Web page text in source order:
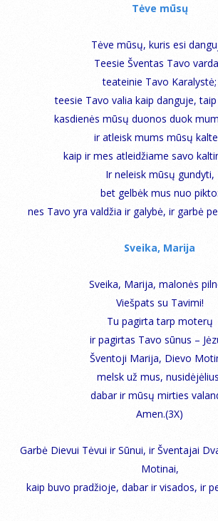
Tėve mūsų
Tėve mūsų, kuris esi
Teesie Šventas Tavo
teateinie Tavo Karalystė;
teesie Tavo valia kaip danguje,
kasdienės mūsų duonos duok
ir atleisk mums mūsų
kaip ir mes atleidžiame savo
Ir neleisk mūsų gundyti,
bet gelbėk mus nuo pikto:
nes Tavo yra valdžia ir galybė, ir garbė
Sveika, Marija
Sveika, Marija, malonės
Viešpats su Tavimi!
Tu pagirta tarp moterų
ir pagirtas Tavo sūnus –
Šventoji Marija, Dievo
melsk už mus,
dabar ir mūsų mirties
Amen.(3X)
Garbė Dievui Tėvui ir Sūnui, ir Šventajai
Motinai,
kaip buvo pradžioje, dabar ir visados, ir